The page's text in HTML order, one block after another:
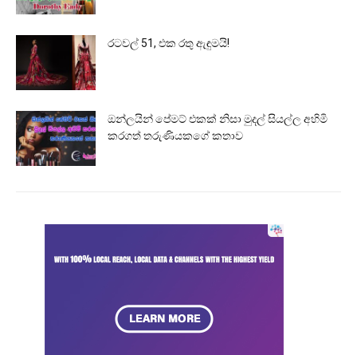
රටවල් 51, එක රතු ඇඳුමයි!
ඔන්ලයින් පේමට් එකක් නිසා මුදල් සියල්ල අහිමි
කරගත් තරුණියකගේ කතාව